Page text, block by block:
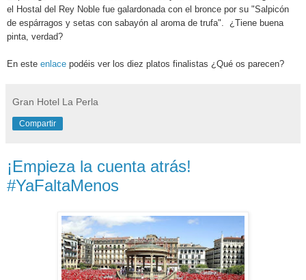
el Hostal del Rey Noble fue galardonada con el bronce por su "Salpicón
de espárragos y setas con sabayón al aroma de trufa". ¿Tiene buena
pinta, verdad?
En este enlace podéis ver los diez platos finalistas ¿Qué os parecen?
Gran Hotel La Perla
Compartir
¡Empieza la cuenta atrás!
#YaFaltaMenos